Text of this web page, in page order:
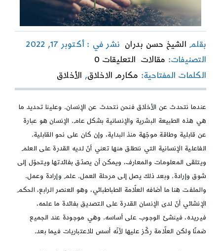
بقلم الشيخ حسن بدران نشر في : أكتوبر 17, 2022
التصنيفات: مقالات التعليقات 0
الإنسان
والأخلاق
الكلمات المفتاحية: مكارم الاخلاق, الأخلاق
عندما نتحدث عن الأخلاق فنحن نتحدث عن الإنسان. وعلينا تحديد ما
هي هذه الطبيعة البشرية والإنسانية بشكل عام. الإنسان هو عبارة
عن قابلية وطاقة موجّهة منذ البداية، وإن كان على نحو القابلية.
الفاعلية الإنسانية التي ننطلق منها تعني أنّ لديه القدرة على العلم
ويتلقى المعلومات والمعارف، ويمكن أن يصدّق بفائدتها ويتحوّل إلى
شوق وإرادة. وبعد ذلك يصل إلى مرحلة العمل. علم وإرادة وعمل.
والملفت هنا ما أضافه العلّامة الطباطبائي، وهو العنصر الرابع، الحكم
الإنشائي أنّ لدى الإنسان القدرة على التصديق بفائدة ما علمه،
فيريده، فينشئ الوجوب على أساسه. وهي موجودة عند الجميع
ضمنًا ولكن العلّامة ركّز عليها لأنّه أسس للاعتباريات فيما بعد.